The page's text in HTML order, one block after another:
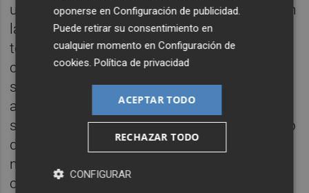
un historial notable, incluyendo su trabajo en
la fiscalía de California y su activismo en
temas de justicia social, la percepción
cultural y política en Estados Unidos puede
ser un obstáculo significativo para ella. Lara
argumenta que, a pesar del progreso, la
sociedad estadounidense sigue enfrentando
desafíos en términos de racismo y
machismo, lo que puede dificultar la
candidatura de una mujer afroamericana.
oponerse enConfiguración de publicidad
Puede retirar su consentimiento en
cualquier momento enConfiguración de
cookies .Política de privacidad
ACEPTAR TODO
RECHAZAR TODO
CONFIGURAR